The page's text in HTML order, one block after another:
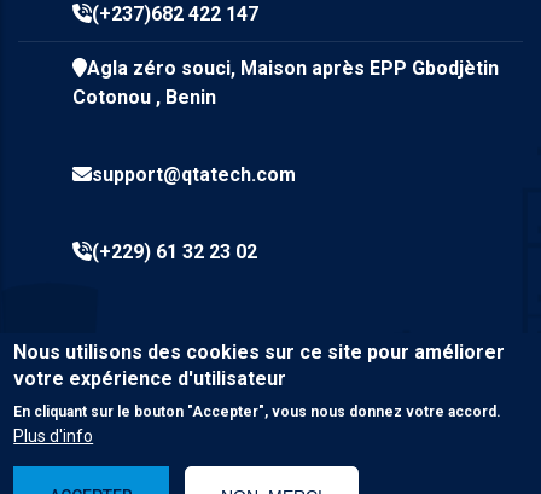
(+237)682 422 147
Agla zéro souci, Maison après EPP Gbodjètin
Cotonou , Benin
support@qtatech.com
(+229) 61 32 23 02
© CopyrightQta Tech SARL2023. Tous droits réservés.
Nous utilisons des cookies sur ce site pour améliorer
votre expérience d'utilisateur
En cliquant sur le bouton "Accepter", vous nous donnez votre accord.
Plus d'info